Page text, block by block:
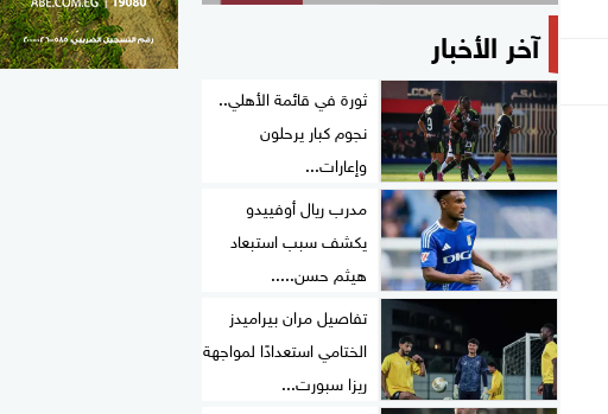
آخر الأخبار
ثورة في قائمة الأهلي..
نجوم كبار يرحلون
وإعارات...
مدرب ريال أوفييدو
يكشف سبب استبعاد
هيثم حسن.....
تفاصيل مران بيراميدز
الختامي استعدادًا لمواجهة
ريزا سبورت...